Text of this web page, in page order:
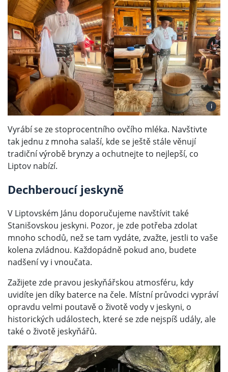
i
Vyrábí se ze stoprocentního ovčího mléka. Navštivte
tak jednu z mnoha salaší, kde se ještě stále věnují
tradiční výrobě brynzy a ochutnejte to nejlepší, co
Liptov nabízí.
Dechberoucí jeskyně
V Liptovském Jánu doporučujeme navštívit také
Stanišovskou jeskyni. Pozor, je zde potřeba zdolat
mnoho schodů, než se tam vydáte, zvažte, jestli to vaše
kolena zvládnou. Každopádně pokud ano, budete
nadšení vy i vnoučata.
Zažijete zde pravou jeskyňářskou atmosféru, kdy
uvidíte jen díky baterce na čele. Místní průvodci vypráví
opravdu velmi poutavě o životě vody v jeskyni, o
historických událostech, které se zde nejspíš udály, ale
také o životě jeskyňářů.